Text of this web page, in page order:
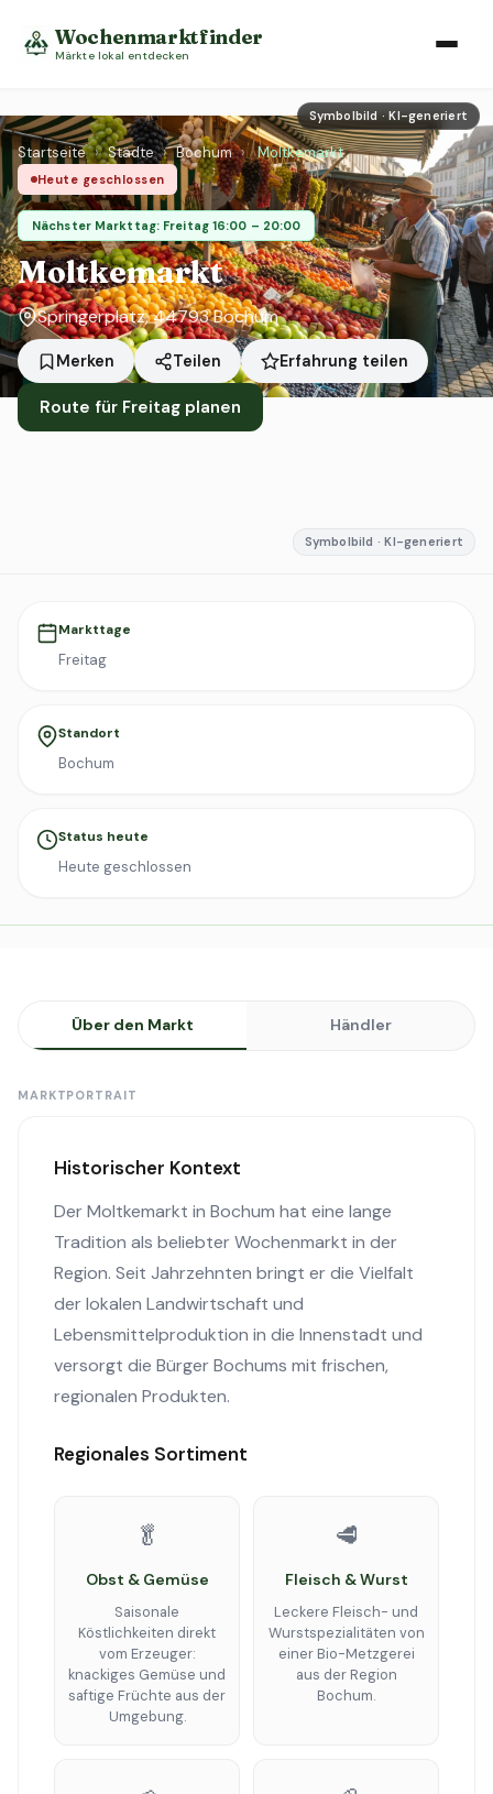
Wochenmarktfinder
Märkte lokal entdecken
Symbolbild · KI-generiert
Startseite › Städte › Bochum › Moltkemarkt
Heute geschlossen
Nächster Markttag: Freitag 16:00 – 20:00
Moltkemarkt
Springerplatz, 44793 Bochum
Merken Teilen Erfahrung teilen
Route für Freitag planen
Symbolbild · KI-generiert
Markttage
Freitag
Standort
Bochum
Status heute
Heute geschlossen
Über den Markt Händler
MARKTPORTRAIT
Historischer Kontext
Der Moltkemarkt in Bochum hat eine lange
Tradition als beliebter Wochenmarkt in der
Region. Seit Jahrzehnten bringt er die Vielfalt
der lokalen Landwirtschaft und
Lebensmittelproduktion in die Innenstadt und
versorgt die Bürger Bochums mit frischen,
regionalen Produkten.
Regionales Sortiment
🥬
Obst & Gemüse
Saisonale
Köstlichkeiten direkt
vom Erzeuger:
knackiges Gemüse und
saftige Früchte aus der
Umgebung.
🥩
Fleisch & Wurst
Leckere Fleisch- und
Wurstspezialitäten von
einer Bio-Metzgerei
aus der Region
Bochum.